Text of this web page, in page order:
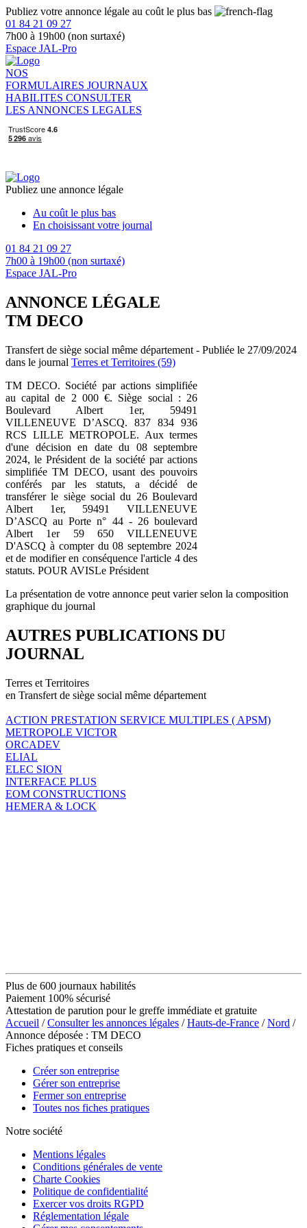
Publiez votre annonce légale au coût le plus bas
01 84 21 09 27
7h00 à 19h00 (non surtaxé)
Espace JAL-Pro
NOS
FORMULAIRES JOURNAUX
HABILITES CONSULTER
LES ANNONCES LEGALES
Publiez une annonce légale
Au coût le plus bas
En choisissant votre journal
01 84 21 09 27
7h00 à 19h00 (non surtaxé)
Espace JAL-Pro
ANNONCE LÉGALE
TM DECO
Transfert de siège social même département - Publiée le 27/09/2024
dans le journal Terres et Territoires (59)
TM DECO. Société par actions simplifiée
au capital de 2 000 €. Siège social : 26
Boulevard Albert 1er, 59491
VILLENEUVE D’ASCQ. 837 834 936
RCS LILLE METROPOLE. Aux termes
d'une décision en date du 08 septembre
2024, le Président de la société par actions
simplifiée TM DECO, usant des pouvoirs
conférés par les statuts, a décidé de
transférer le siège social du 26 Boulevard
Albert 1er, 59491 VILLENEUVE
D’ASCQ au Porte n° 44 - 26 boulevard
Albert 1er 59 650 VILLENEUVE
D'ASCQ à compter du 08 septembre 2024
et de modifier en conséquence l'article 4 des
statuts. POUR AVISLe Président
La présentation de votre annonce peut varier selon la composition
graphique du journal
AUTRES PUBLICATIONS DU
JOURNAL
Terres et Territoires
en Transfert de siège social même département
ACTION PRESTATION SERVICE MULTIPLES ( APSM)
METROPOLE VICTOR
ORCADEV
ELIAL
ELEC SION
INTERFACE PLUS
EOM CONSTRUCTIONS
HEMERA & LOCK
Plus de 600 journaux habilités
Paiement 100% sécurisé
Attestation de parution pour le greffe immédiate et gratuite
Accueil /Consulter les annonces légales /Hauts-de-France /Nord /
Annonce déposée : TM DECO
Fiches pratiques et conseils
Créer son entreprise
Gérer son entreprise
Fermer son entreprise
Toutes nos fiches pratiques
Notre société
Mentions légales
Conditions générales de vente
Charte Cookies
Politique de confidentialité
Exercer vos droits RGPD
Réglementation légale